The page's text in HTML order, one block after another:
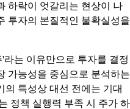
하락이 엇갈리는 현상이 나
투자의 본질적인 불확실성을
는 이유만으로 투자를 결정
가능성을 중심으로 분석하는
의 특성상 대선 전에는 기대
정책 실행력 부족 시 주가 하